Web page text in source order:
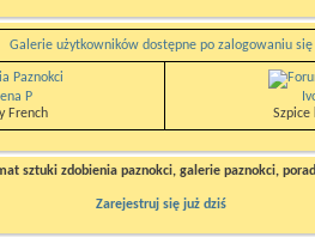
Galerie użytkowników dostępne po zalogowaniu się
P
French
Szpice
sztuki zdobienia paznokci, galerie paznokci,
Zarejestruj się już dziś